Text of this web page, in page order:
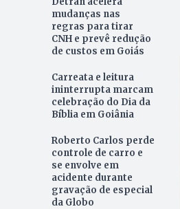
mudanças nas
regras para tirar
CNH e prevê redução
de custos em Goiás
Carreata e leitura
ininterrupta marcam
celebração do Dia da
Bíblia em Goiânia
Roberto Carlos perde
controle de carro e
se envolve em
acidente durante
gravação de especial
da Globo